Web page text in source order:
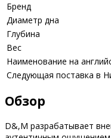
Бренд
Диаметр дна
Глубина
Вес
Наименование на
Следующая поставка в
Обзор
D&,M разрабатывает